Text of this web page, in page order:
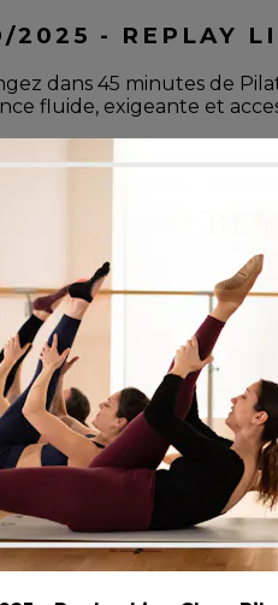
2025 - REPLAY
dans 45 minutes de
fluide, exigeante et